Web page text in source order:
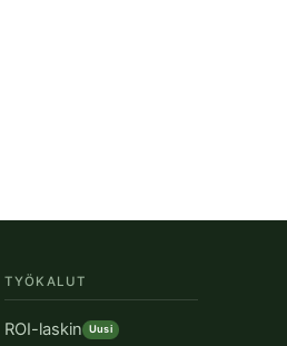
TYÖKALUT
ROI-laskin Uusi